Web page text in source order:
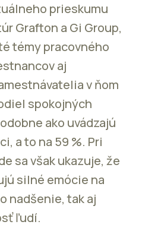
prieskumu
Grafton a Gi Group,
témy pracovného
aj
v ňom
spokojných
ako uvádzajú
a to na 59 %. Pri
sa však ukazuje, že
silné emócie na
nadšenie, tak aj
ľudí.